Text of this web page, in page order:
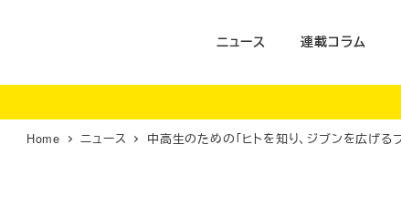
移
動
ニュース 連載コラム
Home ニュース 中高生のための「ヒトを知り、ジブンを広げ